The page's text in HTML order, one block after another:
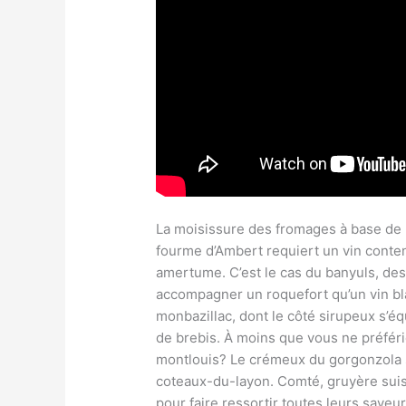
La moisissure des fromages à base
fourme d’Ambert requiert un vin
amertume. C’est le cas du banyuls,
accompagner un roquefort qu’un vin
monbazillac, dont le côté sirupeux
de brebis. À moins que vous ne
montlouis? Le crémeux du
coteaux-du-layon. Comté, gruyère